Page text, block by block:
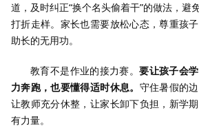
道，及时纠正“换个名头偷着干”的做法，避
打折走样。家长也需要放松心态，尊重孩
助长的无用功。
教育不是作业的接力赛。要让孩子会
力奔跑，也要懂得适时休息。 守住暑假的
让教师充分休整，让家长卸下负担，新学
有力量。